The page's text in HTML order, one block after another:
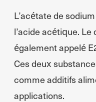
L’acétate de
l’acide acétique.
également appelé
Ces deux
comme additifs
applications.